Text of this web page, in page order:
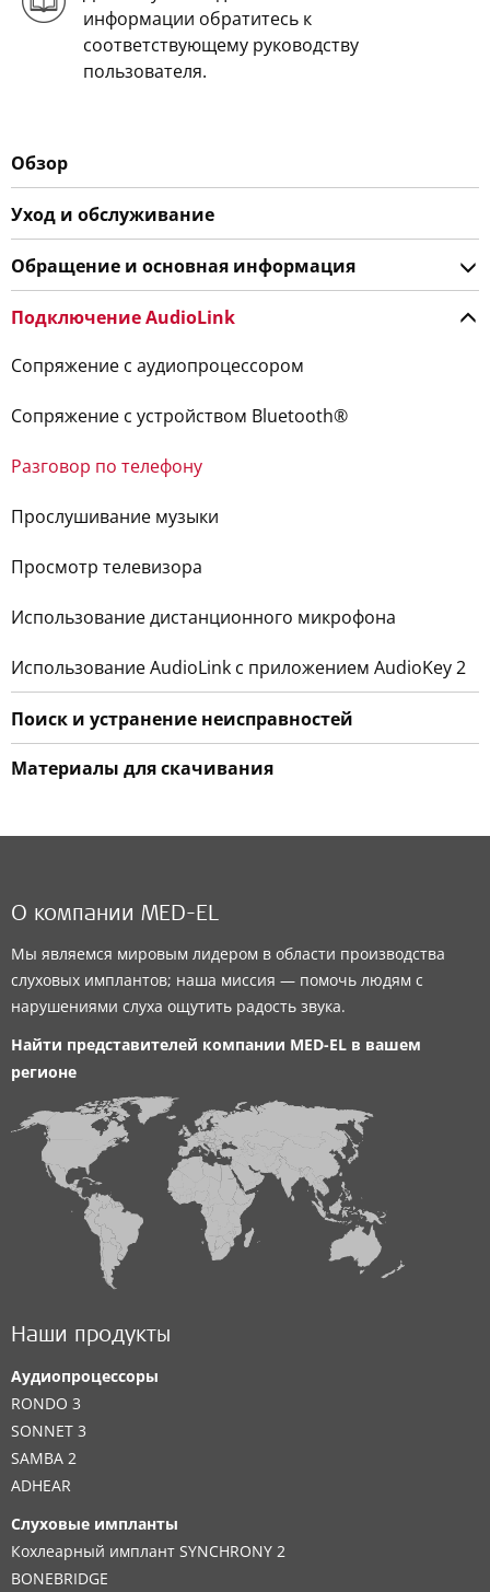
информации обратитесь к
соответствующему руководству
пользователя.
Обзор
Уход и обслуживание
Обращение и основная информация
Подключение AudioLink
Сопряжение с аудиопроцессором
Сопряжение с устройством Bluetooth®
Разговор по телефону
Прослушивание музыки
Просмотр телевизора
Использование дистанционного микрофона
Использование AudioLink с приложением AudioKey 2
Поиск и устранение неисправностей
Материалы для скачивания
О компании MED-EL
Мы являемся мировым лидером в области производства
слуховых имплантов; наша миссия — помочь людям с
нарушениями слуха ощутить радость звука.
Найти представителей компании MED-EL в вашем
регионе
Наши продукты
Аудиопроцессоры
RONDO 3
SONNET 3
SAMBA 2
ADHEAR
Слуховые импланты
Кохлеарный имплант SYNCHRONY 2
BONEBRIDGE